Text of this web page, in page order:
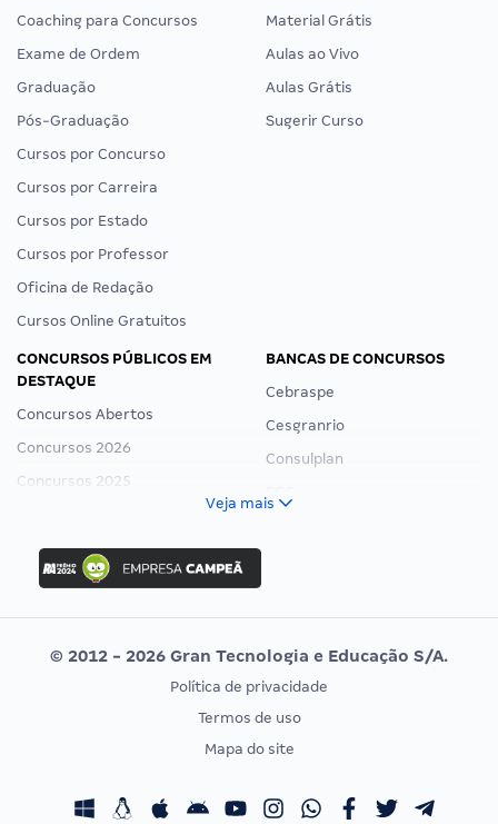
Coaching para Concursos
Exame de Ordem
Graduação
Pós-Graduação
Cursos por Concurso
Cursos por Carreira
Cursos por Estado
Cursos por Professor
Oficina de Redação
Cursos Online Gratuitos
Material Grátis
Aulas ao Vivo
Aulas Grátis
Sugerir Curso
CONCURSOS PÚBLICOS EM
DESTAQUE
Concursos Abertos
Concursos 2026
Concursos 2025
Concurso Ibama
Concurso MPU
Editais publicados
BANCAS DE CONCURSOS
Cebraspe
Cesgranrio
Consulplan
Vunesp
CONCURSOS POR PROFISSÃO
Concursos Fiscais
EXAME DE ORDEM
Calendário OAB
Veja mais
© 2012 - 2026 Gran Tecnologia e Educação S/A.
Política de privacidade
Termos de uso
Mapa do site